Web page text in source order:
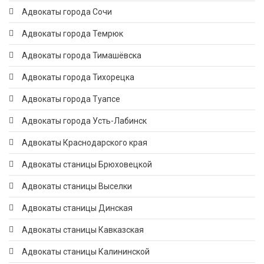
Адвокаты города Сочи
Адвокаты города Темрюк
Адвокаты города Тимашёвска
Адвокаты города Тихорецка
Адвокаты города Туапсе
Адвокаты города Усть-Лабинск
Адвокаты Краснодарского края
Адвокаты станицы Брюховецкой
Адвокаты станицы Выселки
Адвокаты станицы Динская
Адвокаты станицы Кавказская
Адвокаты станицы Калининской